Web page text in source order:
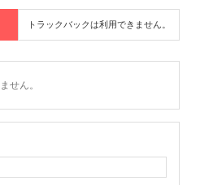
トラックバックは利用できません。
せん。